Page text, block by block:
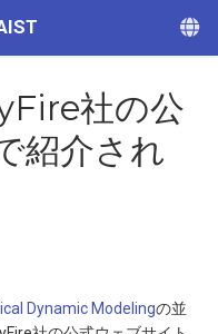
社の公
紹介され
Dynamic Modelingの並